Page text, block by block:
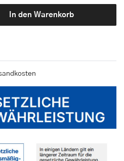
In den Warenkorb